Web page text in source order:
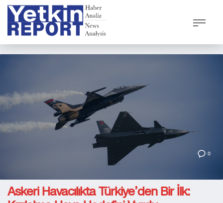
0
Askeri Havacılıkta Türkiye’den Bir İlk: